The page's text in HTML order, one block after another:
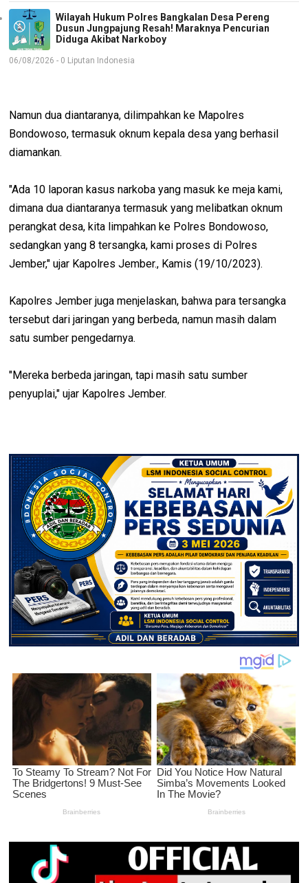
Wilayah Hukum Polres Bangkalan Desa Pereng
Dusun Jungpajung Resah! Maraknya Pencurian
Diduga Akibat Narkoboy
06/08/2026 - 0 Liputan Indonesia
Namun dua diantaranya, dilimpahkan ke Mapolres
Bondowoso, termasuk oknum kepala desa yang berhasil
diamankan.
"Ada 10 laporan kasus narkoba yang masuk ke meja kami,
dimana dua diantaranya termasuk yang melibatkan oknum
perangkat desa, kita limpahkan ke Polres Bondowoso,
sedangkan yang 8 tersangka, kami proses di Polres
Jember," ujar Kapolres Jember., Kamis (19/10/2023).
Kapolres Jember juga menjelaskan, bahwa para tersangka
tersebut dari jaringan yang berbeda, namun masih dalam
satu sumber pengedarnya.
"Mereka berbeda jaringan, tapi masih satu sumber
penyuplai," ujar Kapolres Jember.